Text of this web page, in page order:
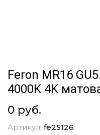
Feron MR16
4000K 4K
0 руб.
Артикул: fe25126